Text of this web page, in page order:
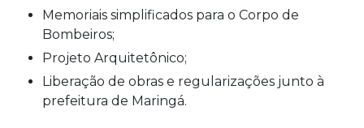
Memoriais simplificados para o Corpo de
Bombeiros;
Projeto Arquitetônico;
Liberação de obras e regularizações junto à
prefeitura de Maringá.